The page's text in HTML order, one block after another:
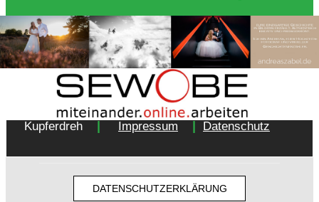
Copyright 2018 - Turnverein 1877 e.V. Essen-
Kupferdreh
Impressum Datenschutz
DATENSCHUTZERKLÄRUNG